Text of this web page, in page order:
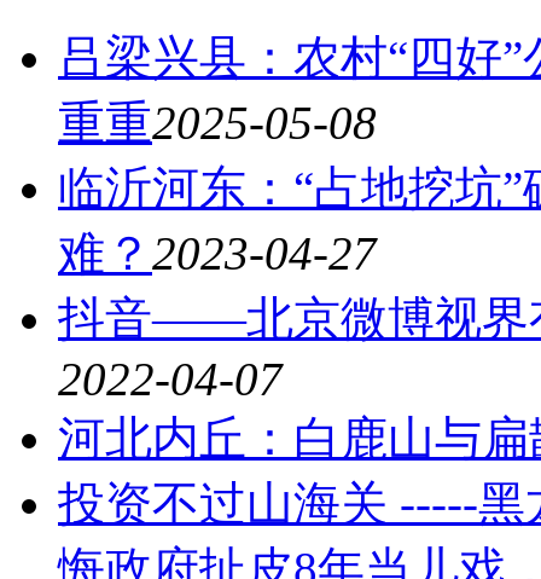
吕梁兴县：农村“四好
重重2025-05-08
临沂河东：“占地挖坑
难？ 2023-04-27
抖音——北京微博视界
2022-04-07
河北内丘：白鹿山与
投资不过山海关 -----